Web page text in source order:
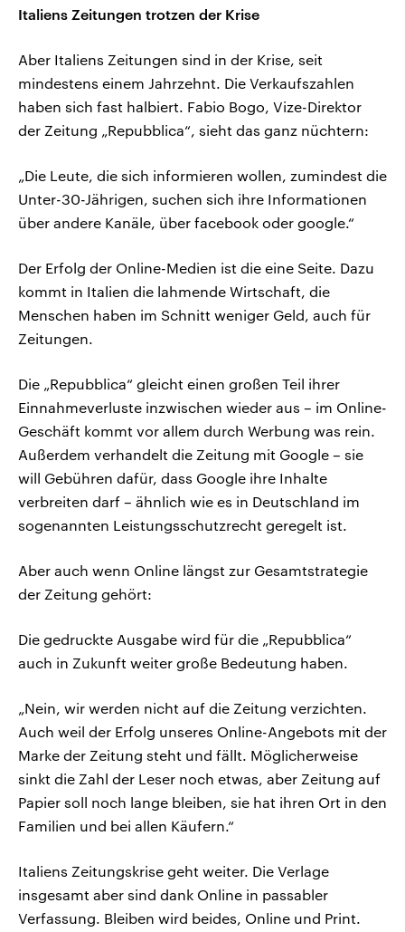
Italiens Zeitungen trotzen der Krise
Aber Italiens Zeitungen sind in der Krise, seit
mindestens einem Jahrzehnt. Die Verkaufszahlen
haben sich fast halbiert. Fabio Bogo, Vize-Direktor
der Zeitung „Repubblica“, sieht das ganz nüchtern:
„Die Leute, die sich informieren wollen, zumindest die
Unter-30-Jährigen, suchen sich ihre Informationen
über andere Kanäle, über facebook oder google.“
Der Erfolg der Online-Medien ist die eine Seite. Dazu
kommt in Italien die lahmende Wirtschaft, die
Menschen haben im Schnitt weniger Geld, auch für
Zeitungen.
Die „Repubblica“ gleicht einen großen Teil ihrer
Einnahmeverluste inzwischen wieder aus – im Online-
Geschäft kommt vor allem durch Werbung was rein.
Außerdem verhandelt die Zeitung mit Google – sie
will Gebühren dafür, dass Google ihre Inhalte
verbreiten darf – ähnlich wie es in Deutschland im
sogenannten Leistungsschutzrecht geregelt ist.
Aber auch wenn Online längst zur Gesamtstrategie
der Zeitung gehört:
Die gedruckte Ausgabe wird für die „Repubblica“
auch in Zukunft weiter große Bedeutung haben.
„Nein, wir werden nicht auf die Zeitung verzichten.
Auch weil der Erfolg unseres Online-Angebots mit der
Marke der Zeitung steht und fällt. Möglicherweise
sinkt die Zahl der Leser noch etwas, aber Zeitung auf
Papier soll noch lange bleiben, sie hat ihren Ort in den
Familien und bei allen Käufern.“
Italiens Zeitungskrise geht weiter. Die Verlage
insgesamt aber sind dank Online in passabler
Verfassung. Bleiben wird beides, Online und Print.